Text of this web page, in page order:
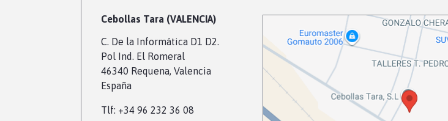
Cebollas Tara (VALENCIA)
C. De la Informática D1 D2.
Pol Ind. El Romeral
46340 Requena, Valencia
España
Tlf: +34 96 232 36 08